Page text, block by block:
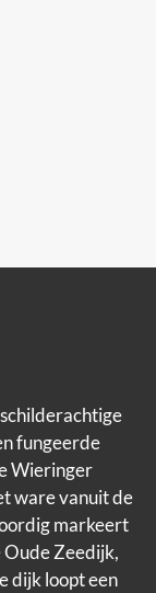
fungeerde
Wieringer
ware vanuit de
markeert
Oude Zeedijk,
dijk loopt een